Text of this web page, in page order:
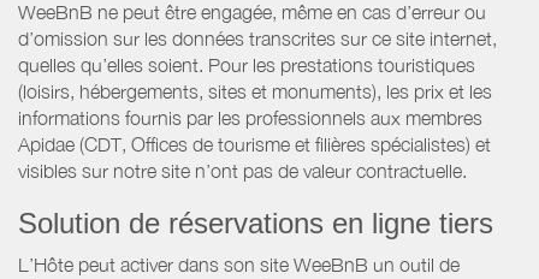
WeeBnB ne peut être engagée, même en cas d’erreur ou
d’omission sur les données transcrites sur ce site internet,
quelles qu’elles soient. Pour les prestations touristiques
(loisirs, hébergements, sites et monuments), les prix et les
informations fournis par les professionnels aux membres
Apidae (CDT, Offices de tourisme et filières spécialistes) et
visibles sur notre site n’ont pas de valeur contractuelle.
Solution de réservations en ligne tiers
L’Hôte peut activer dans son site WeeBnB un outil de